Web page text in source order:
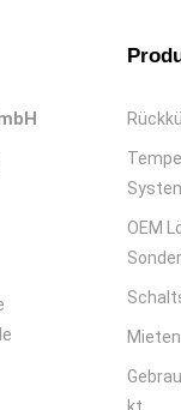
OEM
kt